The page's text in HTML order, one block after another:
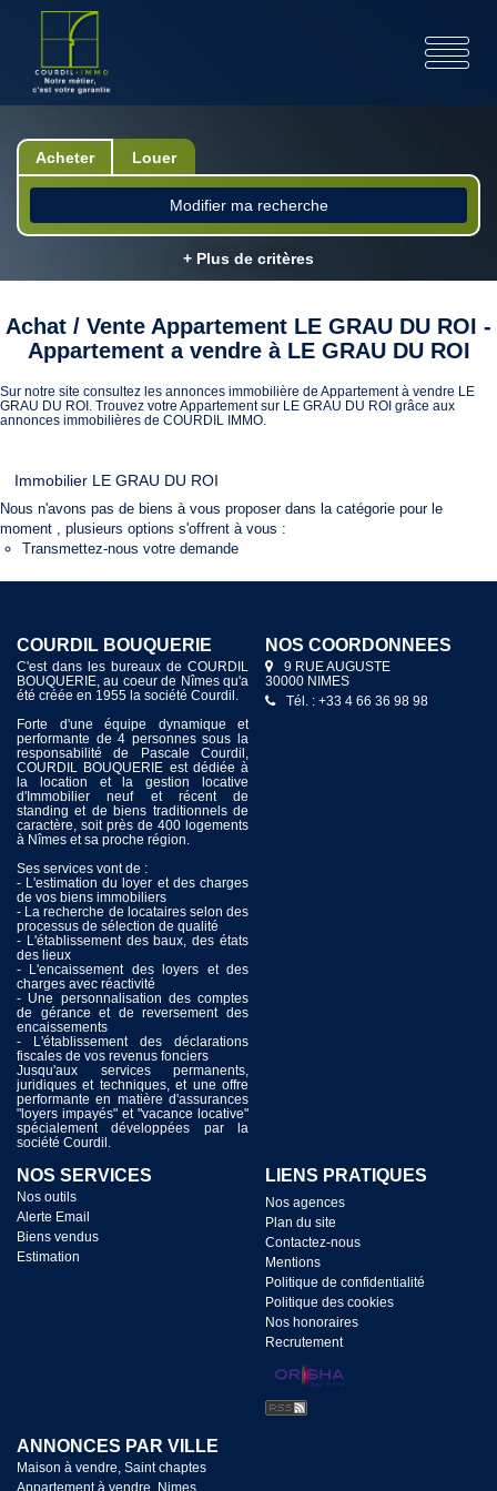
Acheter Louer
Modifier ma recherche
+ Plus de critères
Achat / Vente Appartement LE GRAU DU ROI -
Appartement a vendre à LE GRAU DU ROI
Sur notre site consultez les annonces immobilière de Appartement à vendre LE
GRAU DU ROI. Trouvez votre Appartement sur LE GRAU DU ROI grâce aux
annonces immobilières de COURDIL IMMO.
Immobilier LE GRAU DU ROI
Nous n'avons pas de biens à vous proposer dans la catégorie pour le
moment , plusieurs options s'offrent à vous :
Transmettez-nous votre demande
COURDIL BOUQUERIE
C'est dans les bureaux de COURDIL
BOUQUERIE, au coeur de Nîmes qu'a
été créée en 1955 la société Courdil.
Forte d'une équipe dynamique et
performante de 4 personnes sous la
responsabilité de Pascale Courdil,
COURDIL BOUQUERIE est dédiée à
la location et la gestion locative
d'Immobilier neuf et récent de
standing et de biens traditionnels de
caractère, soit près de 400 logements
à Nîmes et sa proche région.
Ses services vont de :
- L'estimation du loyer et des charges
de vos biens immobiliers
- La recherche de locataires selon des
processus de sélection de qualité
- L'établissement des baux, des états
des lieux
- L'encaissement des loyers et des
charges avec réactivité
- Une personnalisation des comptes
de gérance et de reversement des
encaissements
- L'établissement des déclarations
fiscales de vos revenus fonciers
Jusqu'aux services permanents,
juridiques et techniques, et une offre
performante en matière d'assurances
"loyers impayés" et "vacance locative"
spécialement développées par la
société Courdil.
NOS COORDONNÉES
9 RUE AUGUSTE
30000 NIMES
Tél. : +33 4 66 36 98 98
NOS SERVICES
Nos outils
Alerte Email
Biens vendus
Estimation
LIENS PRATIQUES
Nos agences
Plan du site
Contactez-nous
Mentions
Politique de confidentialité
Politique des cookies
Nos honoraires
Recrutement
ANNONCES PAR VILLE
Maison à vendre, Saint chaptes
Appartement à vendre, Nimes